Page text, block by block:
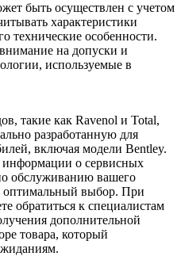
быть осуществлен с учетом
характеристики
технические особенности.
на допуски и
используемые в
такие как Ravenol и Total,
разработанную для
включая модели Bentley.
информации о сервисных
обслуживанию вашего
оптимальный выбор. При
обратиться к специалистам
дополнительной
товара, который